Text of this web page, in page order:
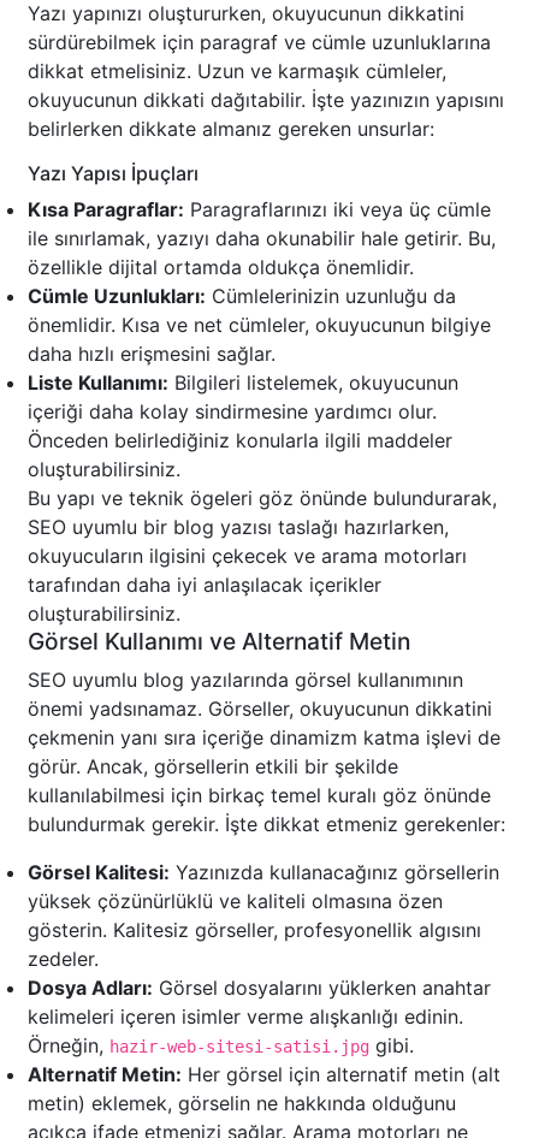
Yazı yapınızı oluştururken, okuyucunun dikkatini
sürdürebilmek için paragraf ve cümle uzunluklarına
dikkat etmelisiniz. Uzun ve karmaşık cümleler,
okuyucunun dikkati dağıtabilir. İşte yazınızın yapısını
belirlerken dikkate almanız gereken unsurlar:
Yazı Yapısı İpuçları
Kısa Paragraflar: Paragraflarınızı iki veya üç cümle
ile sınırlamak, yazıyı daha okunabilir hale getirir. Bu,
özellikle dijital ortamda oldukça önemlidir.
Cümle Uzunlukları: Cümlelerinizin uzunluğu da
önemlidir. Kısa ve net cümleler, okuyucunun bilgiye
daha hızlı erişmesini sağlar.
Liste Kullanımı: Bilgileri listelemek, okuyucunun
içeriği daha kolay sindirmesine yardımcı olur.
Önceden belirlediğiniz konularla ilgili maddeler
oluşturabilirsiniz.
Bu yapı ve teknik ögeleri göz önünde bulundurarak,
SEO uyumlu bir blog yazısı taslağı hazırlarken,
okuyucuların ilgisini çekecek ve arama motorları
tarafından daha iyi anlaşılacak içerikler
oluşturabilirsiniz.
Görsel Kullanımı ve Alternatif Metin
SEO uyumlu blog yazılarında görsel kullanımının
önemi yadsınamaz. Görseller, okuyucunun dikkatini
çekmenin yanı sıra içeriğe dinamizm katma işlevi de
görür. Ancak, görsellerin etkili bir şekilde
kullanılabilmesi için birkaç temel kuralı göz önünde
bulundurmak gerekir. İşte dikkat etmeniz gerekenler:
Görsel Kalitesi: Yazınızda kullanacağınız görsellerin
yüksek çözünürlüklü ve kaliteli olmasına özen
gösterin. Kalitesiz görseller, profesyonellik algısını
zedeler.
Dosya Adları: Görsel dosyalarını yüklerken anahtar
kelimeleri içeren isimler verme alışkanlığı edinin.
Örneğin, hazir-web-sitesi-satisi.jpg gibi.
Alternatif Metin: Her görsel için alternatif metin (alt
metin) eklemek, görselin ne hakkında olduğunu
açıkça ifade etmenizi sağlar. Arama motorları ne